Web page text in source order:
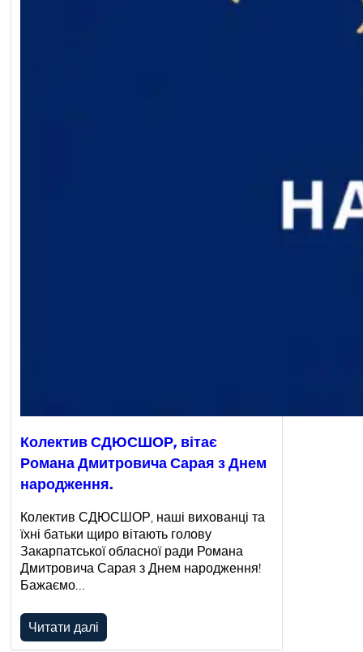
Колектив СДЮСШОР, вітає
Романа Дмитровича Сарая з Днем
народження.
Колектив СДЮСШОР, наші вихованці та
їхні батьки щиро вітають голову
Закарпатської обласної ради Романа
Дмитровича Сарая з Днем народження!
Бажаємо…
Читати далі